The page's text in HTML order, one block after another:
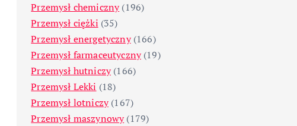
Przemysł chemiczny(196)
Przemysł ciężki (35)
Przemysł energetyczny(166)
Przemysł farmaceutyczny(19)
Przemysł hutniczy(166)
Przemysł Lekki (18)
Przemysł lotniczy(167)
Przemysł maszynowy(179)